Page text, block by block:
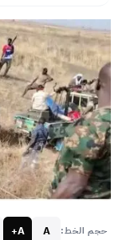
حجم الخط: A
A+